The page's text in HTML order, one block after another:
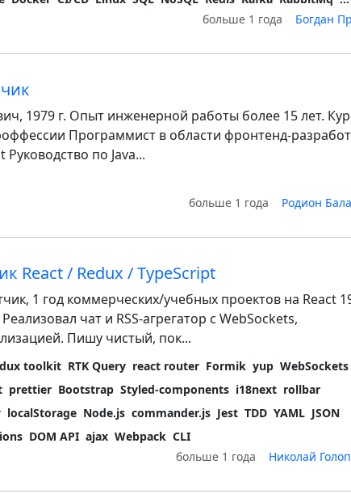
больше 1 года
Богдан
1979 г. Опыт инженерной работы более 15 лет.
Программист в области фронтенд-
по Java...
больше 1 года
Родион
React / Redux / TypeScript
1 год коммерческих/учебных проектов на React
чат и RSS-агрегатор с WebSockets,
Пишу чистый, пок...
toolkit RTK Query react router Formik yup WebSockets
prettier Bootstrap Styled-components i18next rollbar
localStorage Node.js commander.js Jest TDD YAML JSON
DOM API ajax Webpack CLI
больше 1 года
Николай